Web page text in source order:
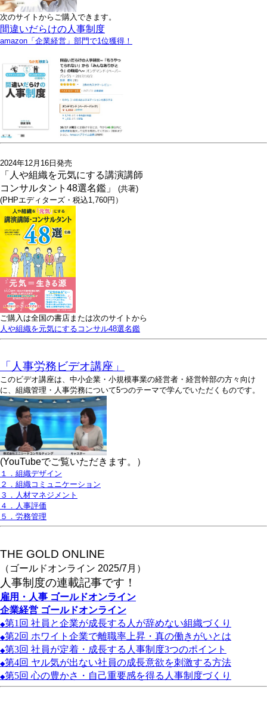
次のサイトからご購入できます。
間違いだらけの人事制度
amazon「企業経営」部門で1位獲得！
2024年12月16日発売
「人や組織を元気にする講演講師
コンサルタント48選名鑑」 (共著)
(PHPエディターズ・税込1,760円）
ご購入は全国の書店または次のサイトから
人や組織を元気にするコンサル48選名鑑
「人事労務ビデオ講座」
このビデオ講座は、中小企業・小規模事業の経営者・経営幹部の方々向け
に、組織管理・人事労務について5つのテーマで学んでいただくものです。
(YouTubeでご覧いただきます。）
１．組織デザイン
２．組織コミュニケーション
３．人材マネジメント
４．人事評価
５．労務管理
THE GOLD ONLINE
（ゴールドオンライン 2025/7月）
人事制度の連載記事です！
雇用・人事 ゴールドオンライン
企業経営 ゴールドオンライン
◆第1 回 社員と企業が成長する人が辞めない組織づくり
◆第2回 ホワイト企業で離職率上昇・真の働きがいとは
◆第3回 社員が定着・成長する人事制度3つのポイント
◆第4回 ヤル気が出ない社員の成長意欲を刺激する方法
◆第5回 心の豊かさ・自己重要感を得る人事制度づくり